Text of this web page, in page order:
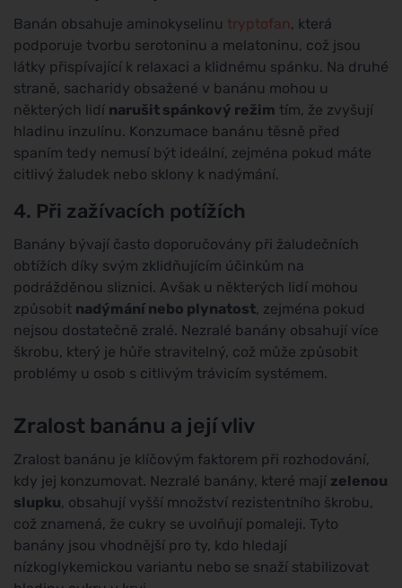
Banán obsahuje aminokyselinu tryptofan, která
podporuje tvorbu serotoninu a melatoninu, což jsou
látky přispívající k relaxaci a klidnému spánku. Na druhé
straně, sacharidy obsažené v banánu mohou u
některých lidí narušit spánkový režim tím, že zvyšují
hladinu inzulínu. Konzumace banánu těsně před
spaním tedy nemusí být ideální, zejména pokud máte
citlivý žaludek nebo sklony k nadýmání.
4. Při zažívacích potížích
Banány bývají často doporučovány při žaludečních
obtížích díky svým zklidňujícím účinkům na
podrážděnou sliznici. Avšak u některých lidí mohou
způsobit nadýmání nebo plynatost, zejména pokud
nejsou dostatečně zralé. Nezralé banány obsahují více
škrobu, který je hůře stravitelný, což může způsobit
problémy u osob s citlivým trávicím systémem.
Zralost banánu a její vliv
Zralost banánu je klíčovým faktorem při rozhodování,
kdy jej konzumovat. Nezralé banány, které mají zelenou
slupku, obsahují vyšší množství rezistentního škrobu,
což znamená, že cukry se uvolňují pomaleji. Tyto
banány jsou vhodnější pro ty, kdo hledají
nízkoglykemickou variantu nebo se snaží stabilizovat